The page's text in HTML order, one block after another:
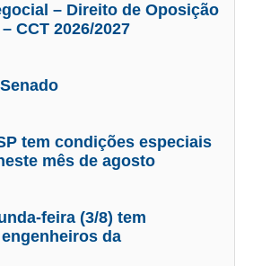
– Direito de Oposição
CCT 2026/2027
tem condições especiais
mês de agosto
feira (3/8) tem
da